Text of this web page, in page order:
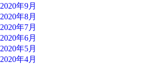
2020年9月
2020年8月
2020年7月
2020年6月
2020年5月
2020年4月